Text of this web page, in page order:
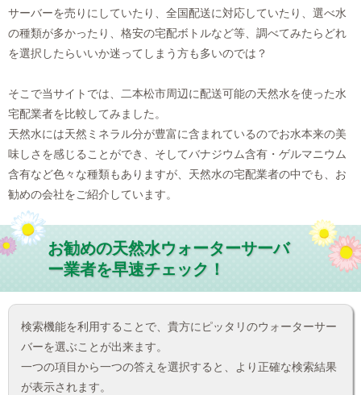
サーバーを売りにしていたり、全国配送に対応していたり、選べ水
の種類が多かったり、格安の宅配ボトルなど等、調べてみたらどれ
を選択したらいいか迷ってしまう方も多いのでは？
そこで当サイトでは、二本松市周辺に配送可能の天然水を使った水
宅配業者を比較してみました。
天然水には天然ミネラル分が豊富に含まれているのでお水本来の美
味しさを感じることができ、そしてバナジウム含有・ゲルマニウム
含有など色々な種類もありますが、天然水の宅配業者の中でも、お
勧めの会社をご紹介しています。
お勧めの天然水ウォーターサーバ
ー業者を早速チェック！
検索機能を利用することで、貴方にピッタリのウォーターサー
バーを選ぶことが出来ます。
一つの項目から一つの答えを選択すると、より正確な検索結果
が表示されます。